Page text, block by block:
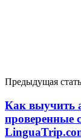
Предыдущая
Как выучить
проверенные